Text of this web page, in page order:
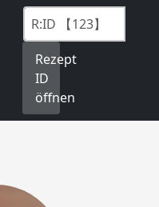
Rezept
ID
öffnen